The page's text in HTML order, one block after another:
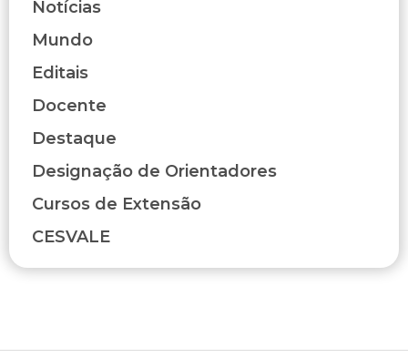
Notícias
Mundo
Editais
Docente
Destaque
Designação de Orientadores
Cursos de Extensão
CESVALE